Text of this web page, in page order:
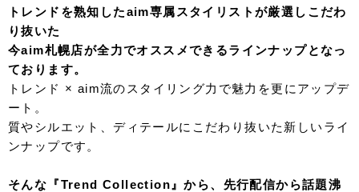
トレンドを熟知したaim専属スタイリストが厳選しこだわ
り抜いた
今aim札幌店が全力でオススメできるラインナップとなっ
ております。
トレンド × aim流のスタイリング力で魅力を更にアップデ
ート。
質やシルエット、ディテールにこだわり抜いた 新しいライ
ンナップです。
そんな『Trend Collection』から、先行配信から話題沸